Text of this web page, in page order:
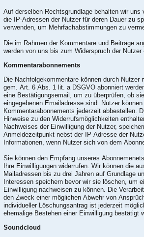
Auf derselben Rechtsgrundlage behalten wir uns
die IP-Adressen der Nutzer für deren Dauer zu
verwenden, um Mehrfachabstimmungen zu
Die im Rahmen der Kommentare und Beiträge
werden von uns bis zum Widerspruch der Nutzer
Kommentarabonnements
Die Nachfolgekommentare können durch Nutzer
gem. Art. 6 Abs. 1 lit. a DSGVO abonniert
eine Bestätigungsemail, um zu überprüfen, ob
eingegebenen Emailadresse sind. Nutzer
Kommentarabonnements jederzeit abbestellen.
Hinweise zu den Widerrufsmöglichkeiten
Nachweises der Einwilligung der Nutzer,
Anmeldezeitpunkt nebst der IP-Adresse der
Informationen, wenn Nutzer sich von dem
Sie können den Empfang unseres
Ihre Einwilligungen widerrufen. Wir können die ausgetragenen E-
Mailadressen bis zu drei Jahren auf Grundlage
Interessen speichern bevor wir sie löschen, um
Einwilligung nachweisen zu können. Die
den Zweck einer möglichen Abwehr von
individueller Löschungsantrag ist jederzeit
ehemalige Bestehen einer Einwilligung bestätigt
Soundcloud